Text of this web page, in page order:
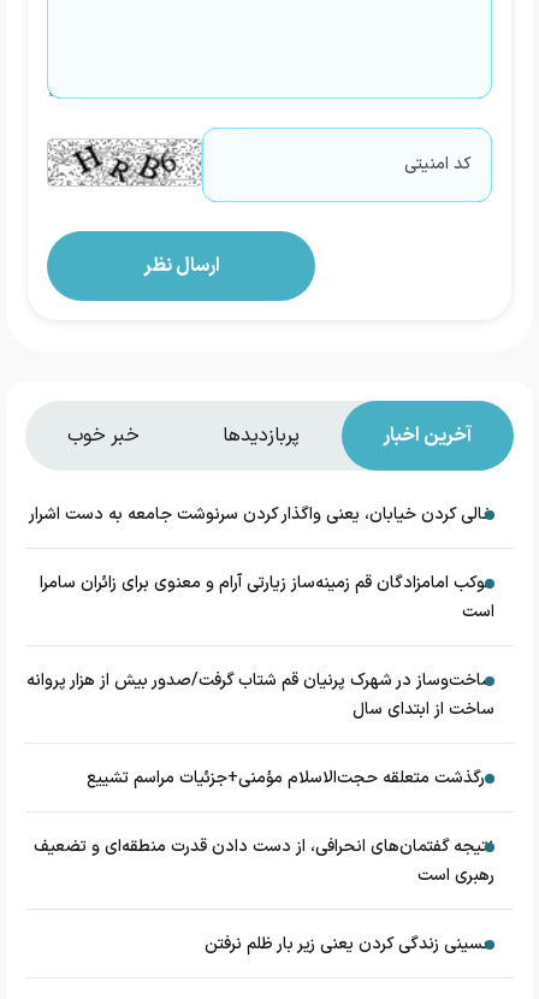
آخرین اخبار پربازدیدها خبر خوب
خالی کردن خیابان، یعنی واگذار کردن سرنوشت جامعه به دست اشرار
موکب امامزادگان قم زمینه‌ساز زیارتی آرام و معنوی برای زائران سامرا
است
ساخت‌وساز در شهرک پرنیان قم شتاب گرفت/صدور بیش از هزار پروانه
ساخت از ابتدای سال
درگذشت متعلقه حجت‌الاسلام مؤمنی+جزئیات مراسم تشییع
نتیجه گفتمان‌های انحرافی، از دست دادن قدرت منطقه‌ای و تضعیف
رهبری است
حسینی زندگی کردن یعنی زیر بار ظلم نرفتن